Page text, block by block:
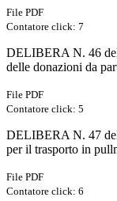
File PDF
Contatore click: 7
DELIBERA N. 46
delle donazioni da
File PDF
Contatore click: 5
DELIBERA N. 47
per il trasporto in
File PDF
Contatore click: 6